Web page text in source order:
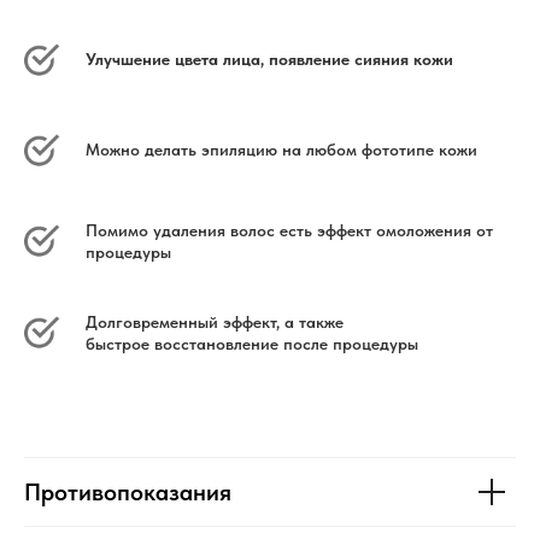
Улучшение цвета лица, появление сияния кожи
Можно делать эпиляцию на любом фототипе кожи
Помимо удаления волос есть эффект омоложения от
процедуры
Долговременный эффект, а также
быстрое восстановление после процедуры
Противопоказания